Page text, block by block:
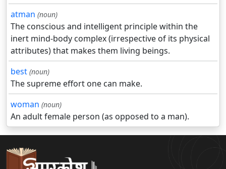
atman (noun)
The conscious and intelligent principle within the
inert mind-body complex (irrespective of its physical
attributes) that makes them living beings.
best (noun)
The supreme effort one can make.
woman (noun)
An adult female person (as opposed to a man).